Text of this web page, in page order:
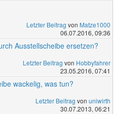
Letzter Beitrag von Matze1000
06.07.2016, 09:36
Ausstellscheibe ersetzen?
Letzter Beitrag von Hobbyfahrer
23.05.2016, 07:41
wackelig, was tun?
Letzter Beitrag von uniwirth
30.07.2013, 06:21